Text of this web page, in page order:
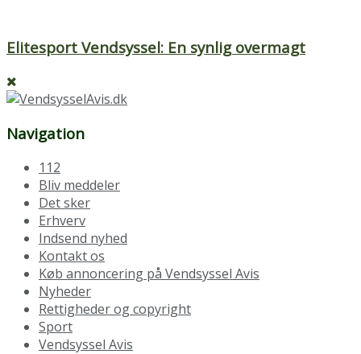
Elitesport Vendsyssel: En synlig overmagt
Navigation
112
Bliv meddeler
Det sker
Erhverv
Indsend nyhed
Kontakt os
Køb annoncering på Vendsyssel Avis
Nyheder
Rettigheder og copyright
Sport
Vendsyssel Avis